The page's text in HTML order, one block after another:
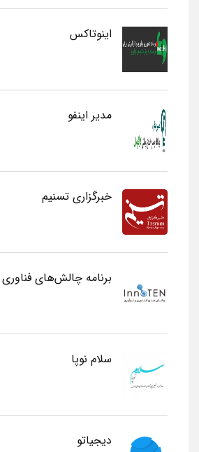
اینوتاکس
مدیر اینفو
خبرگزاری تسنیم
برنامه چالش‌های
سلام نوپا
دیجیاتو